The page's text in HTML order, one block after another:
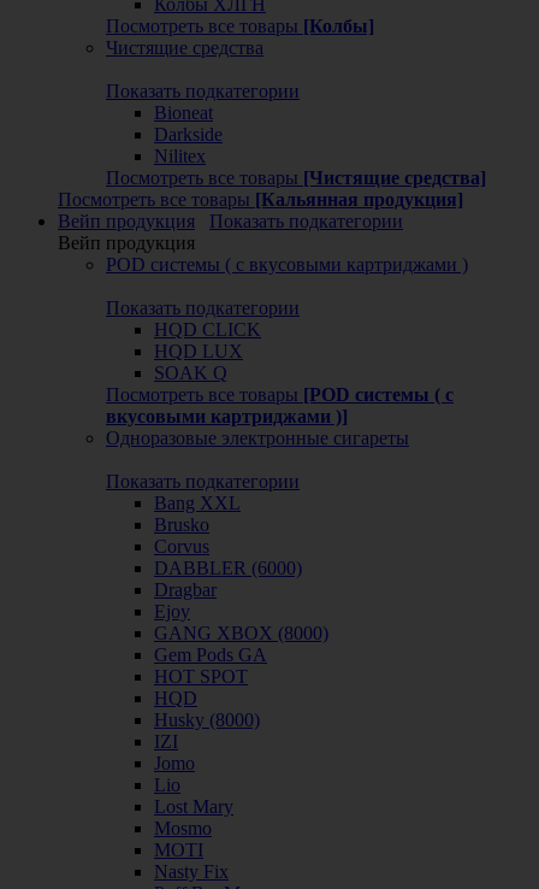
Посмотреть все товары [Колбы]
Чистящие средства
Показать подкатегории
Bioneat
Darkside
Nilitex
Посмотреть все товары [Чистящие средства]
Посмотреть все товары [Кальянная продукция]
Вейп продукция
Показать подкатегории
Вейп продукция
POD системы ( с вкусовыми картриджами )
Показать подкатегории
HQD CLICK
HQD LUX
SOAK Q
Посмотреть все товары [POD системы ( с
вкусовыми картриджами )]
Одноразовые электронные сигареты
Показать подкатегории
Bang XXL
Brusko
Corvus
DABBLER (6000)
Dragbar
Ejoy
GANG XBOX (8000)
Gem Pods GA
HOT SPOT
HQD
Husky (8000)
IZI
Jomo
Lio
Lost Mary
Mosmo
MOTI
Nasty Fix